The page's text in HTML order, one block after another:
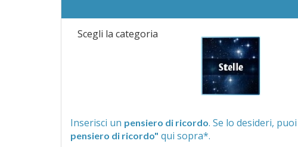
Scegli la categoria
Inserisci un pensiero di ricordo
pensiero di ricordo" qui sopra*.